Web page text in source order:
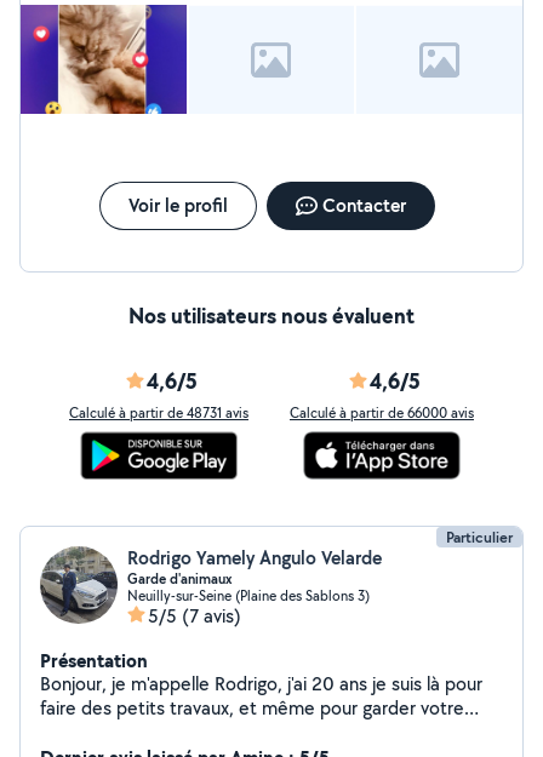
efficace Je suis vraiment satisfait et je recommande vrmt si
vous chercher qlq de confiance
Voir le profil Contacter
Nos utilisateurs nous évaluent
4,6/5
Calculé à partir de 48731 avis
4,6/5
Calculé à partir de 66000 avis
Particulier
Rodrigo Yamely Angulo Velarde
Garde d'animaux
Neuilly-sur-Seine (Plaine des Sablons 3)
5/5 (7 avis)
Présentation
Bonjour, je m'appelle Rodrigo, j'ai 20 ans je suis là pour
faire des petits travaux, et même pour garder votre